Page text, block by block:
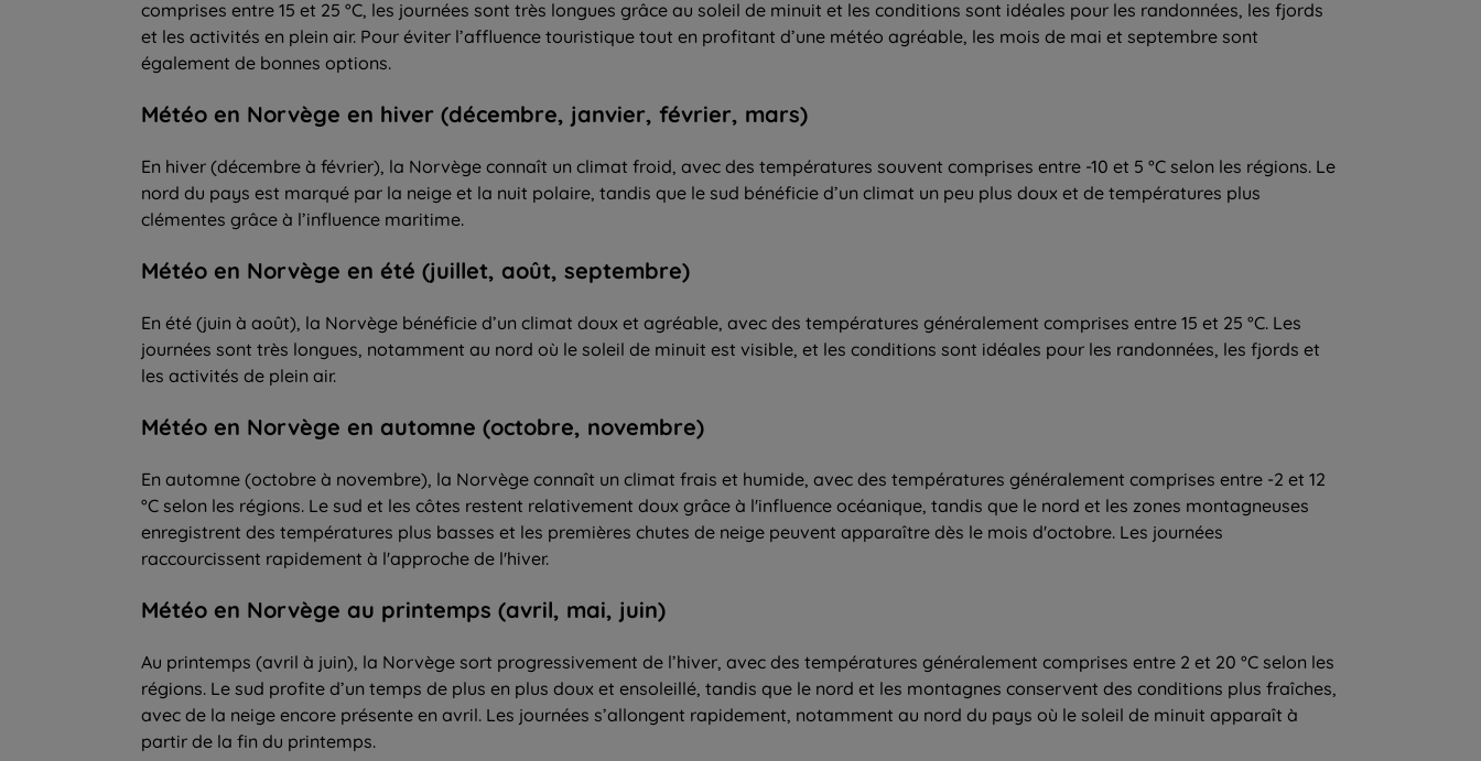
comprises entre 15 et 25 °C, les journées sont très longues grâce au soleil de minuit et les conditions sont idéales pour les randonnées, les fjords
et les activités en plein air. Pour éviter l’affluence touristique tout en profitant d’une météo agréable, les mois de mai et septembre sont
également de bonnes options.
Météo en Norvège en hiver (décembre, janvier, février, mars)
En hiver (décembre à février), la Norvège connaît un climat froid, avec des températures souvent comprises entre -10 et 5 °C selon les régions. Le
nord du pays est marqué par la neige et la nuit polaire, tandis que le sud bénéficie d’un climat un peu plus doux et de températures plus
clémentes grâce à l’influence maritime.
Météo en Norvège en été (juillet, août, septembre)
En été (juin à août), la Norvège bénéficie d’un climat doux et agréable, avec des températures généralement comprises entre 15 et 25 °C. Les
journées sont très longues, notamment au nord où le soleil de minuit est visible, et les conditions sont idéales pour les randonnées, les fjords et
les activités de plein air.
Météo en Norvège en automne (octobre, novembre)
En automne (octobre à novembre), la Norvège connaît un climat frais et humide, avec des températures généralement comprises entre -2 et 12
°C selon les régions. Le sud et les côtes restent relativement doux grâce à l'influence océanique, tandis que le nord et les zones montagneuses
enregistrent des températures plus basses et les premières chutes de neige peuvent apparaître dès le mois d'octobre. Les journées
raccourcissent rapidement à l'approche de l'hiver.
Météo en Norvège au printemps (avril, mai, juin)
Au printemps (avril à juin), la Norvège sort progressivement de l’hiver, avec des températures généralement comprises entre 2 et 20 °C selon les
régions. Le sud profite d’un temps de plus en plus doux et ensoleillé, tandis que le nord et les montagnes conservent des conditions plus fraîches,
avec de la neige encore présente en avril. Les journées s’allongent rapidement, notamment au nord du pays où le soleil de minuit apparaît à
partir de la fin du printemps.